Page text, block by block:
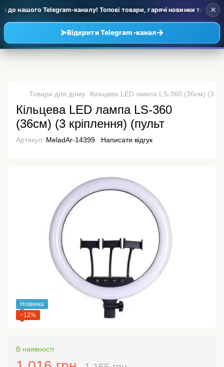
нашого Telegram-каналу! Топові товари, гарячі новинки та
➤Відкрити Telegram-канал→
×
Товари для дому Кільцева LED лампа LS-360 (36см) (3
Кільцева LED лампа LS-360
(36см) (3 кріплення) (пульт
Артикул: MeladAr-14399 Написати відгук
Новинка
−12%
В наявності